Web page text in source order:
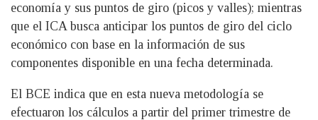
economía y sus puntos de giro (picos y valles); mientras
que el ICA busca anticipar los puntos de giro del ciclo
económico con base en la información de sus
componentes disponible en una fecha determinada.
El BCE indica que en esta nueva metodología se
efectuaron los cálculos a partir del primer trimestre de